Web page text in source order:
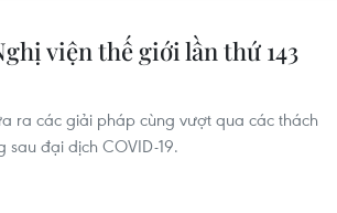
viện thế giới lần thứ 143
ra các giải pháp cùng vượt qua các thách
sau đại dịch COVID-19.